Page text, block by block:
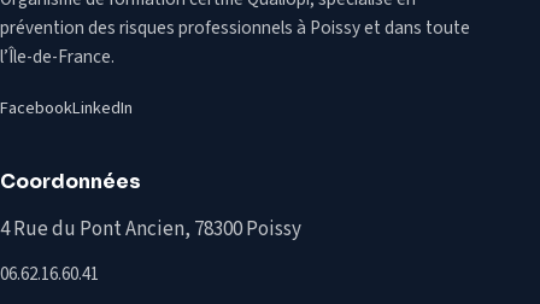
prévention des risques professionnels à Poissy et dans toute
l’Île-de-France.
FacebookLinkedIn
Coordonnées
4 Rue du Pont Ancien, 78300 Poissy
06.62.16.60.41